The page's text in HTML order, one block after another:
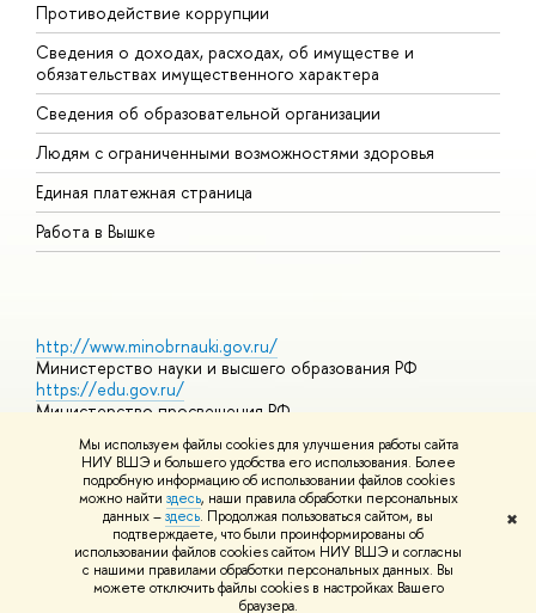
Мы используем файлы cookies для улучшения работы сайта
НИУ ВШЭ и большего удобства его использования. Более
подробную информацию об использовании файлов cookies
можно найти здесь, наши правила обработки персональных
данных –здесь. Продолжая пользоваться сайтом, вы
подтверждаете, что были проинформированы об
использовании файлов cookies сайтом НИУ ВШЭ и согласны
с нашими правилами обработки персональных данных. Вы
можете отключить файлы cookies в настройках Вашего
браузера.
✖
Противодействие коррупции
Сведения о доходах, расходах, об имуществе и
обязательствах имущественного характера
Сведения об образовательной организации
Людям с ограниченными возможностями здоровья
Единая платежная страница
Работа в Вышке
http://www.minobrnauki.gov.ru/
Министерство науки и высшего образования РФ
https://edu.gov.ru/
Министерство просвещения РФ
https://elearning.hse.ru/mooc
Массовые открытые онлайн-курсы
© НИУ ВШЭ 1993–2026 Адреса и контактыУсловия
использования материалов Политика конфиденциальности
Шрифты HSE Sans и HSE Slab разработаны вШколе дизайна НИУ